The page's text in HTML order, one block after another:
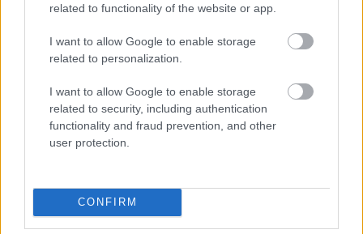
related to functionality of the website or app.
I want to allow Google to enable storage
related to personalization.
I want to allow Google to enable storage
related to security, including authentication
functionality and fraud prevention, and other
user protection.
CONFIRM
TERMÉSZETFELETTI ERŐK ÉS ELFELEDETT
TITKOK: ITT A SHELBY OAKS – A GONOSZ
NYOMÁBAN MAGYAR ELŐZETESE
SZÁGULDÁS, SÁRKÁNYOK, ROSSZFIÚK – A NYÁR
10 LEGKEDVELTEBB MOZIJA MAGYARORSZÁGON